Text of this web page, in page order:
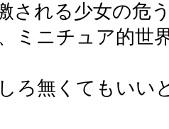
される少女の危
ミニチュア的世
ろ無くてもいい